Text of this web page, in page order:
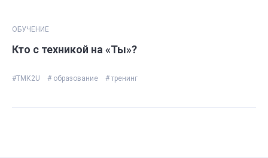
ОБУЧЕНИЕ
Кто с техникой на «Ты»?
#ТМК2U # образование # тренинг